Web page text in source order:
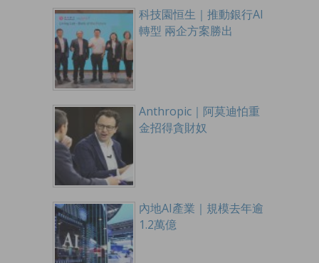
科技園恒生｜推動銀行AI
轉型 兩企方案勝出
Anthropic｜阿莫迪怕重
金招得貪財奴
內地AI產業｜規模去年逾
1.2萬億